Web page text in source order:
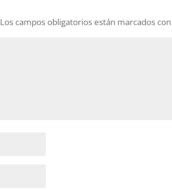
Los campos obligatorios están marcados